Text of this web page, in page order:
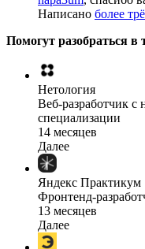
Написано более
Помогут разобраться в
Нетология
Веб-разработчик с
специализации
14 месяцев
Далее
Яндекс Практикум
Фронтенд-
13 месяцев
Далее